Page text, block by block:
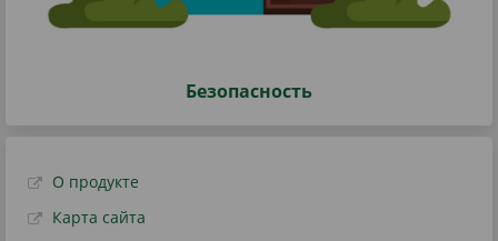
Безопасность
О продукте
Карта сайта